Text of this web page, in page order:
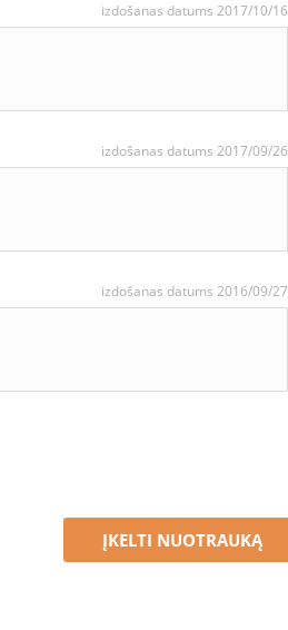
izdošanas datums 2017/10/16
izdošanas datums 2017/09/26
izdošanas datums 2016/09/27
ĮKELTI NUOTRAUKĄ